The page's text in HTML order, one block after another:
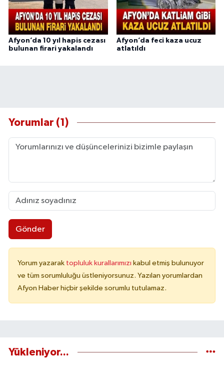
Afyon’da 10 yıl hapis cezası
bulunan firari yakalandı
Afyon’da feci kaza ucuz
atlatıldı
Yorumlar (1)
Gönder
Yorum yazarak topluluk kurallarımızı kabul etmiş bulunuyor
ve tüm sorumluluğu üstleniyorsunuz. Yazılan yorumlardan
Afyon Haber hiçbir şekilde sorumlu tutulamaz.
Yükleniyor...